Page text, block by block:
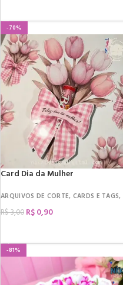
-70%
Card Dia da Mulher
ARQUIVOS DE CORTE, CARDS E TAGS,
R$3,00 R$0,90
-81%